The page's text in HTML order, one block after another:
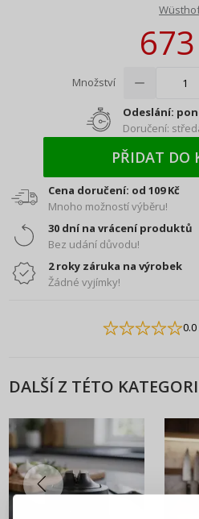
Množství
Odeslání:
Doručení:
PŘIDAT DO
Cena doručení: od 109 Kč
Mnoho možností výběru!
30 dní na vrácení produktů
Bez udání důvodu!
2 roky záruka na výrobek
Žádné vyjímky!
0.0
DALŠÍ Z TÉTO
PŘIHLÁŠENÍ